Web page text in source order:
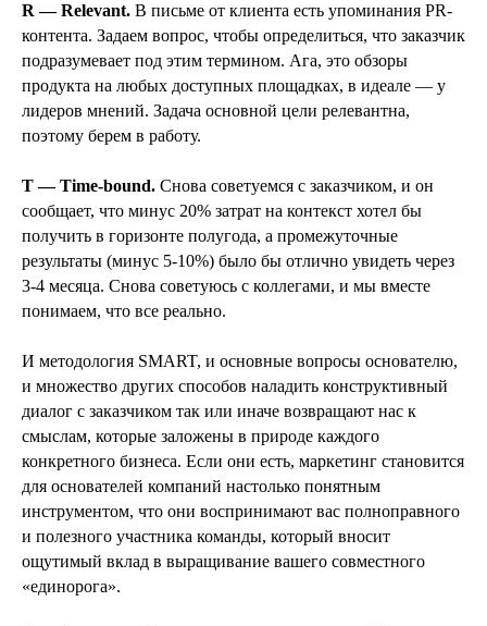
R — Relevant. В письме от клиента есть упоминания PR-
контента. Задаем вопрос, чтобы определиться, что заказчик
подразумевает под этим термином. Ага, это обзоры
продукта на любых доступных площадках, в идеале — у
лидеров мнений. Задача основной цели релевантна,
поэтому берем в работу.
T — Time-bound. Снова советуемся с заказчиком, и он
сообщает, что минус 20% затрат на контекст хотел бы
получить в горизонте полугода, а промежуточные
результаты (минус 5-10%) было бы отлично увидеть через
3-4 месяца. Снова советуюсь с коллегами, и мы вместе
понимаем, что все реально.
И методология SMART, и основные вопросы основателю,
и множество других способов наладить конструктивный
диалог с заказчиком так или иначе возвращают нас к
смыслам, которые заложены в природе каждого
конкретного бизнеса. Если они есть, маркетинг становится
для основателей компаний настолько понятным
инструментом, что они воспринимают вас полноправного
и полезного участника команды, который вносит
ощутимый вклад в выращивание вашего совместного
«единорога».